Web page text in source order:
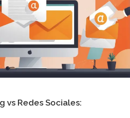
vs Redes Sociales: